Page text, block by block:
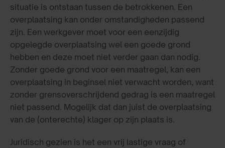
situatie is ontstaan tussen de betrokkenen. Een
overplaatsing kan onder omstandigheden passend
zijn. Een werkgever moet voor een eenzijdig
opgelegde overplaatsing wel een goede grond
hebben en deze moet niet verder gaan dan nodig.
Zonder goede grond voor een maatregel, kan een
overplaatsing in beginsel niet verwacht worden, want
zonder grensoverschrijdend gedrag is een maatregel
niet passend. Mogelijk dat dan juist de overplaatsing
van de (onterechte) klager op zijn plaats is.
Juridisch gezien is het een vrij lastige vraag of